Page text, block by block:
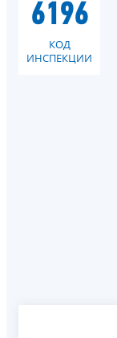
6196
КОД
ИНСПЕКЦИИ